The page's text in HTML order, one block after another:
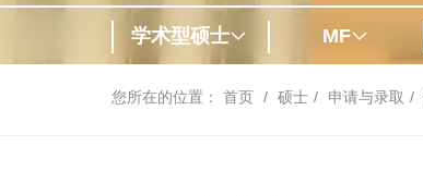
学术型硕士 MF
您所在的位置： 首页 硕士 申请与录取